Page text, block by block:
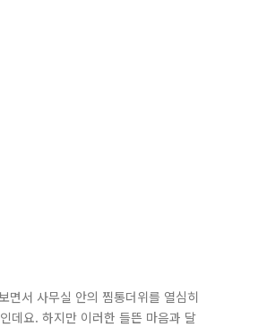
서 사무실 안의 찜통더위를 열심히
데요. 하지만 이러한 들뜬 마음과 달